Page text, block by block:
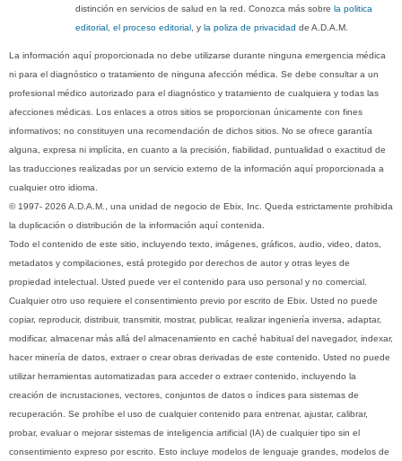
distinción en servicios de salud en la red. Conozca más sobrela politica
editorial, el proceso editorial , yla poliza de privacidad de A.D.A.M.
La información aquí proporcionada no debe utilizarse durante ninguna emergencia médica
ni para el diagnóstico o tratamiento de ninguna afección médica. Se debe consultar a un
profesional médico autorizado para el diagnóstico y tratamiento de cualquiera y todas las
afecciones médicas. Los enlaces a otros sitios se proporcionan únicamente con fines
informativos; no constituyen una recomendación de dichos sitios. No se ofrece garantía
alguna, expresa ni implícita, en cuanto a la precisión, fiabilidad, puntualidad o exactitud de
las traducciones realizadas por un servicio externo de la información aquí proporcionada a
cualquier otro idioma.
© 1997- 2026 A.D.A.M., una unidad de negocio de Ebix, Inc. Queda estrictamente prohibida
la duplicación o distribución de la información aquí contenida.
Todo el contenido de este sitio, incluyendo texto, imágenes, gráficos, audio, video, datos,
metadatos y compilaciones, está protegido por derechos de autor y otras leyes de
propiedad intelectual. Usted puede ver el contenido para uso personal y no comercial.
Cualquier otro uso requiere el consentimiento previo por escrito de Ebix. Usted no puede
copiar, reproducir, distribuir, transmitir, mostrar, publicar, realizar ingeniería inversa, adaptar,
modificar, almacenar más allá del almacenamiento en caché habitual del navegador, indexar,
hacer minería de datos, extraer o crear obras derivadas de este contenido. Usted no puede
utilizar herramientas automatizadas para acceder o extraer contenido, incluyendo la
creación de incrustaciones, vectores, conjuntos de datos o índices para sistemas de
recuperación. Se prohíbe el uso de cualquier contenido para entrenar, ajustar, calibrar,
probar, evaluar o mejorar sistemas de inteligencia artificial (IA) de cualquier tipo sin el
consentimiento expreso por escrito. Esto incluye modelos de lenguaje grandes, modelos de